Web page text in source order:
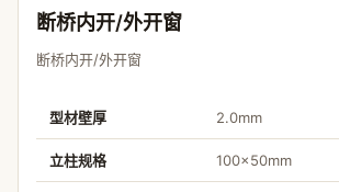
断桥内开/外开窗
断桥内开/外开窗
型材壁厚 2.0mm
立柱规格 100×50mm